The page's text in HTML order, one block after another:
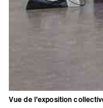
Vue de l’exposition